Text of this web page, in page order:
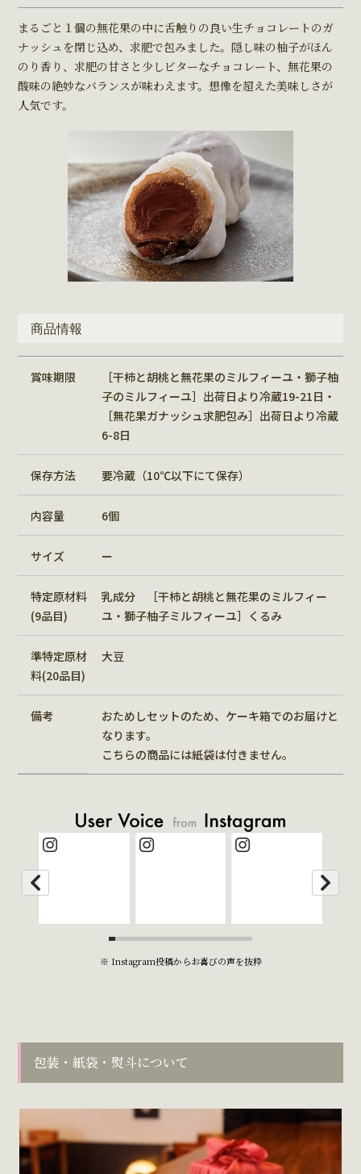
まるごと１個の無花果の中に⾆触りの良い⽣チョコレートのガ
ナッシュを閉じ込め、求肥で包みました。隠し味の柚⼦がほん
のり⾹り、求肥の⽢さと少しビターなチョコレート、無花果の
酸味の絶妙なバランスが味わえます。想像を超えた美味しさが
⼈気です。
商品情報
賞味期限
［干柿と胡桃と無花果のミルフィーユ・獅子柚
子のミルフィーユ］出荷日より冷蔵19-21日・
［無花果ガナッシュ求肥包み］出荷日より冷蔵
6-8日
保存方法 要冷蔵（10℃以下にて保存）
内容量 6個
サイズ ー
特定原材料
(9品目)
乳成分 ［干柿と胡桃と無花果のミルフィー
ユ・獅子柚子ミルフィーユ］くるみ
準特定原材
料(20品目)
大豆
備考
おためしセットのため、ケーキ箱でのお届けと
なります。
こちらの商品には紙袋は付きません。
※ Instagram投稿からお喜びの声を抜粋
包装・紙袋・熨斗について